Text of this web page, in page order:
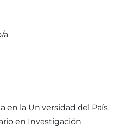
a
en la Universidad del País
en Investigación